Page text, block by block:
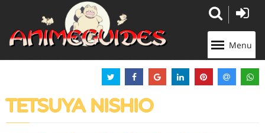
Menu
TETSUYA NISHIO
Panneau de gestion des cookies